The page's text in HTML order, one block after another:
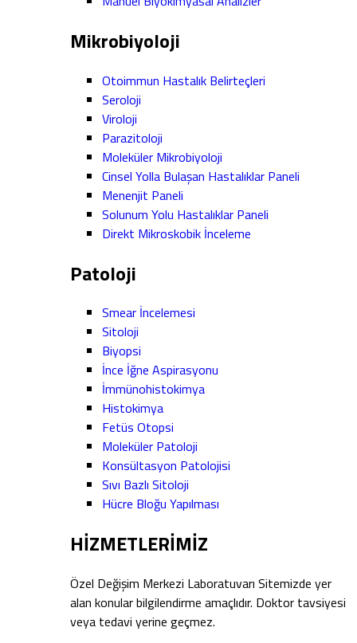
Mikrobiyoloji
Otoimmun Hastalık Belirteçleri
Seroloji
Viroloji
Parazitoloji
Moleküler Mikrobiyoloji
Cinsel Yolla Bulaşan Hastalıklar Paneli
Menenjit Paneli
Solunum Yolu Hastalıklar Paneli
Direkt Mikroskobik İnceleme
Patoloji
Smear İncelemesi
Sitoloji
Biyopsi
İnce İğne Aspirasyonu
İmmünohistokimya
Histokimya
Fetüs Otopsi
Moleküler Patoloji
Konsültasyon Patolojisi
Sıvı Bazlı Sitoloji
Hücre Bloğu Yapılması
HİZMETLERİMİZ
Özel Değişim Merkezi Laboratuvarı Sitemizde yer
alan konular bilgilendirme amaçlıdır. Doktor tavsiyesi
veya tedavi yerine geçmez.